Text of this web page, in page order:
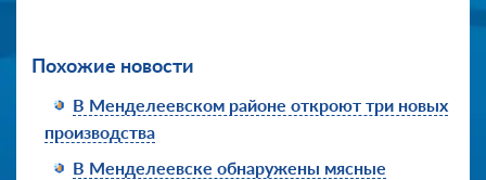
Похожие новости
В Менделеевском районе откроют три новых
производства
В Менделеевске обнаружены мясные